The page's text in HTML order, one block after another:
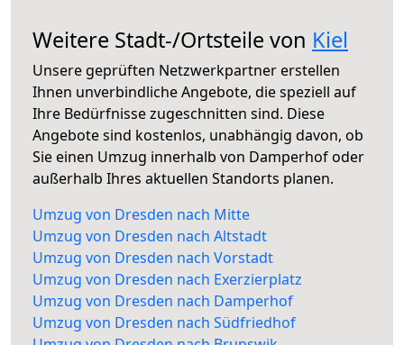
Weitere Stadt-/Ortsteile von Kiel
Unsere geprüften Netzwerkpartner erstellen
Ihnen unverbindliche Angebote, die speziell auf
Ihre Bedürfnisse zugeschnitten sind. Diese
Angebote sind kostenlos, unabhängig davon, ob
Sie einen Umzug innerhalb von Damperhof oder
außerhalb Ihres aktuellen Standorts planen.
Umzug von Dresden nach Mitte
Umzug von Dresden nach Altstadt
Umzug von Dresden nach Vorstadt
Umzug von Dresden nach Exerzierplatz
Umzug von Dresden nach Damperhof
Umzug von Dresden nach Südfriedhof